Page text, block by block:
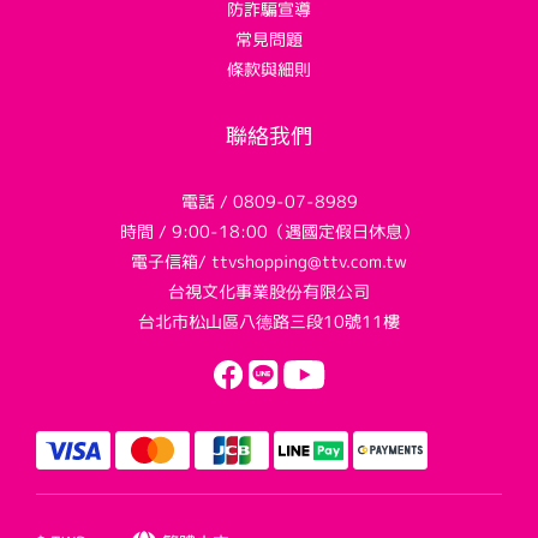
防詐騙宣導
常見問題
條款與細則
聯絡我們
電話 / 0809-07-8989
時間 / 9:00-18:00（遇國定假日休息）
電子信箱/ ttvshopping@ttv.com.tw
台視文化事業股份有限公司
台北市松山區八德路三段10號11樓